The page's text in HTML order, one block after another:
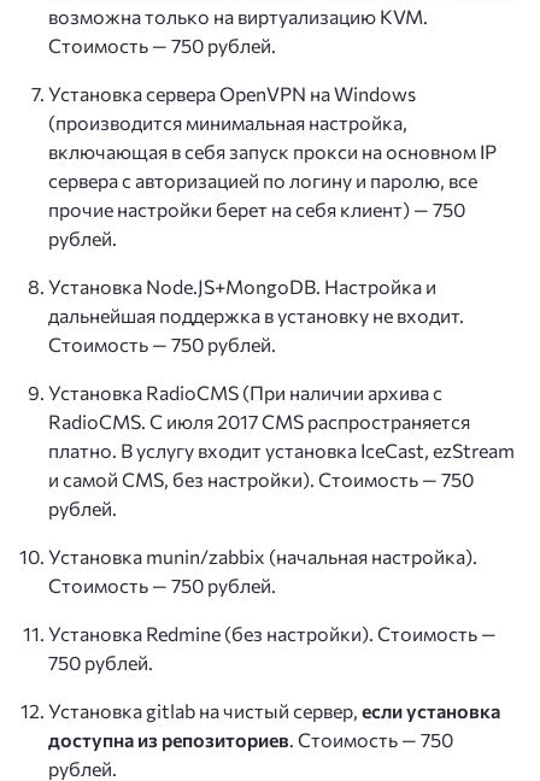
возможна только на виртуализацию KVM.
Стоимость — 750 рублей.
Установка сервера OpenVPN на Windows
(производится минимальная настройка,
включающая в себя запуск прокси на основном IP
сервера с авторизацией по логину и паролю, все
прочие настройки берет на себя клиент) — 750
рублей.
Установка Node.JS+MongoDB. Настройка и
дальнейшая поддержка в установку не входит.
Стоимость — 750 рублей.
Установка RadioCMS (При наличии архива с
RadioCMS. С июля 2017 CMS распространяется
платно. В услугу входит установка IceCast, ezStream
и самой CMS, без настройки). Стоимость — 750
рублей.
Установка munin/zabbix (начальная настройка).
Стоимость — 750 рублей.
Установка Redmine (без настройки). Стоимость —
750 рублей.
Установка gitlab на чистый сервер, если установка
доступна из репозиториев. Стоимость — 750
рублей.